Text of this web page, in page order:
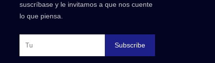
suscríbase y le invitamos a que nos cuente
lo que piensa.
Subscribe